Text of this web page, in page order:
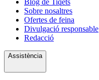
Blog de Tiqets
Sobre nosaltres
Ofertes de feina
Divulgació responsable
Redacció
Assistència